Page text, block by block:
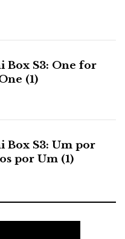
Box S3: One for
(1)
Box S3: Um por
por Um (1)